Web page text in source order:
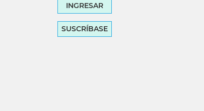
INGRESAR
SUSCRÍBASE